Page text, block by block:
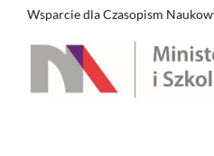
Wsparcie dla Czasopism